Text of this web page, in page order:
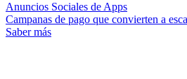
Anuncios Sociales de Apps
Campanas de pago que convierten a
Saber más